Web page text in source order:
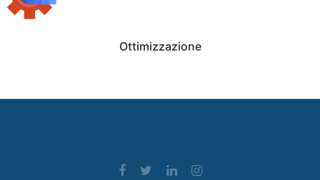
Ottimizzazione